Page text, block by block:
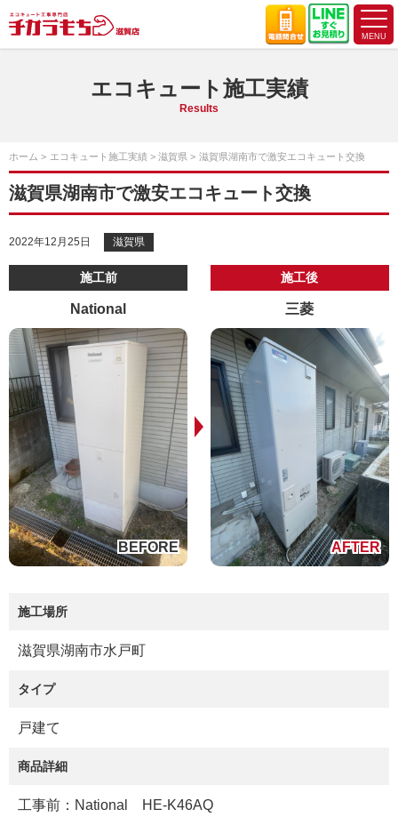
エコキュート施工実績
Results
ホーム エコキュート施工実績 滋賀県 滋賀県湖南市で激安エコキュート交換
滋賀県湖南市で激安エコキュート交換
2022年12月25日 滋賀県
施工前
National
施工後
三菱
施工場所
滋賀県湖南市水戸町
タイプ
戸建て
商品詳細
工事前：National HE-K46AQ